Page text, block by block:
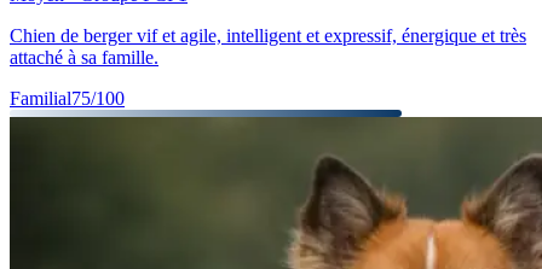
Chien de berger vif et agile, intelligent et expressif, énergique et très
attaché à sa famille.
Familial75/100